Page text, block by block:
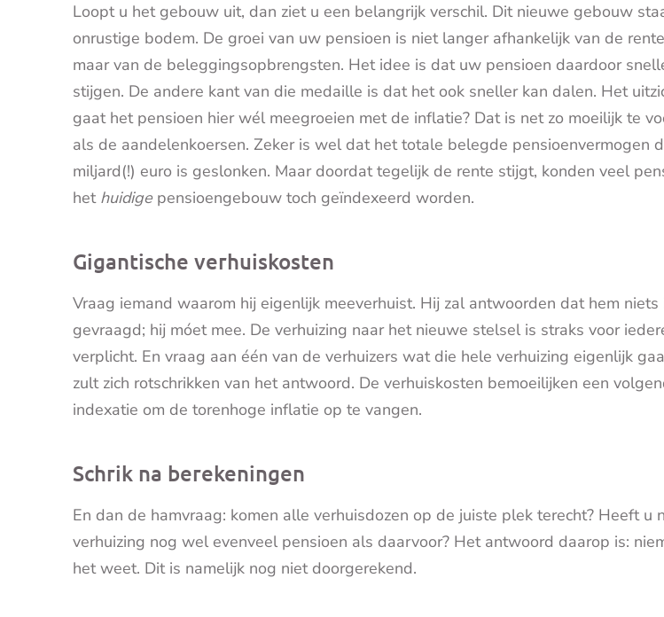
Loopt u het gebouw uit, dan ziet u een belangrijk verschil. Dit nieuwe gebouw
onrustige bodem. De groei van uw pensioen is niet langer afhankelijk van de
maar van de beleggingsopbrengsten. Het idee is dat uw pensioen daardoor
stijgen. De andere kant van die medaille is dat het ook sneller kan dalen. Het
gaat het pensioen hier wél meegroeien met de inflatie? Dat is net zo moeilijk te
als de aandelenkoersen. Zeker is wel dat het totale belegde pensioenvermogen
miljard(!) euro is geslonken. Maar doordat tegelijk de rente stijgt, konden veel
het huidige pensioengebouw toch geïndexeerd worden.
Gigantische verhuiskosten
Vraag iemand waarom hij eigenlijk meeverhuist. Hij zal antwoorden dat hem niets
gevraagd; hij móet mee. De verhuizing naar het nieuwe stelsel is straks voor
verplicht. En vraag aan één van de verhuizers wat die hele verhuizing eigenlijk
zult zich rotschrikken van het antwoord. De verhuiskosten bemoeilijken een
indexatie om de torenhoge inflatie op te vangen.
Schrik na berekeningen
En dan de hamvraag: komen alle verhuisdozen op de juiste plek terecht? Heeft u
verhuizing nog wel evenveel pensioen als daarvoor? Het antwoord daarop is:
het weet. Dit is namelijk nog niet doorgerekend.